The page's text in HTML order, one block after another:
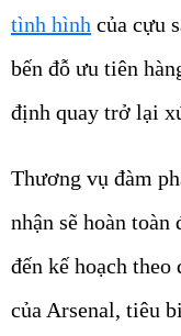
tình hình của cựu
bến đỗ ưu tiên
định quay trở lại
Thương vụ đàm
nhận sẽ hoàn
đến kế hoạch
của Arsenal, tiêu